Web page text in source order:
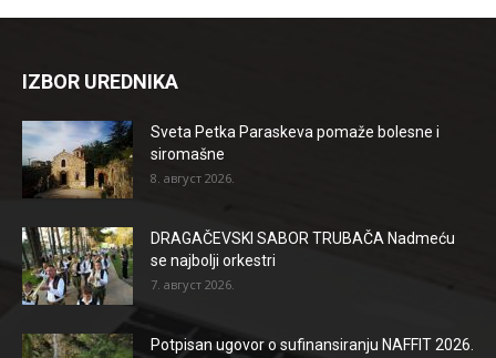
IZBOR UREDNIKA
Sveta Petka Paraskeva pomaže bolesne i
siromašne
8. август 2026.
DRAGAČEVSKI SABOR TRUBAČA Nadmeću
se najbolji orkestri
7. август 2026.
Potpisan ugovor o sufinansiranju NAFFIT 2026.